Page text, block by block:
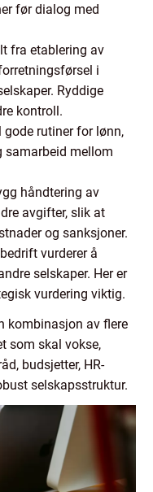
før dialog med
fra etablering av
i
Ryddige
kontroll.
rutiner for lønn,
samarbeid mellom
håndtering av
avgifter, slik at
og sanksjoner.
vurderer å
selskaper. Her er
vurdering viktig.
kombinasjon av flere
som skal vokse,
budsjetter, HR-
selskapsstruktur.